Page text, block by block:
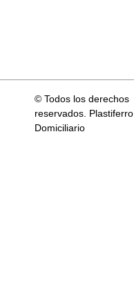
© Todos los derechos
reservados. Plastiferro
Domiciliario